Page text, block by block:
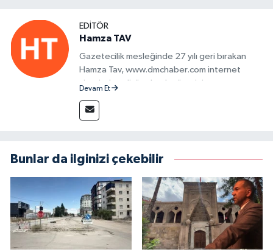
EDITÖR
Hamza TAV
Gazetecilik mesleğinde 27 yılı geri bırakan
Hamza Tav, www.dmchaber.com internet
sitesinde editör olarak görevini
Devam Et
Bunlar da ilginizi çekebilir